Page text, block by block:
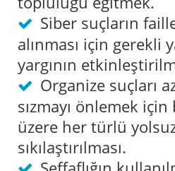
Siber suçların
alınması için gerekli
yargının
Organize suçları
sızmayı önlemek
üzere her türlü
sıkılaştırılması.